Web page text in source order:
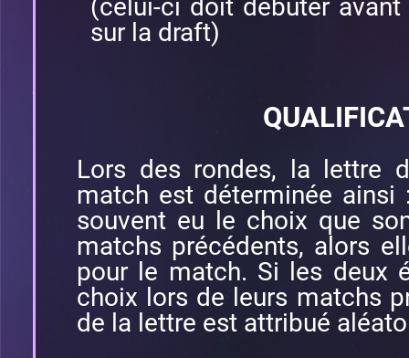
(celui-ci doit débuter
sur la draft)
Lors des rondes, la lettre
match est déterminée
souvent eu le choix que
matchs précédents, alors
pour le match. Si les deux
choix lors de leurs matchs
de la lettre est attribué